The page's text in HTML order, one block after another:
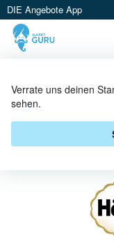
DIE Angebote App
Verrate uns deinen
sehen.
HÄAGEN